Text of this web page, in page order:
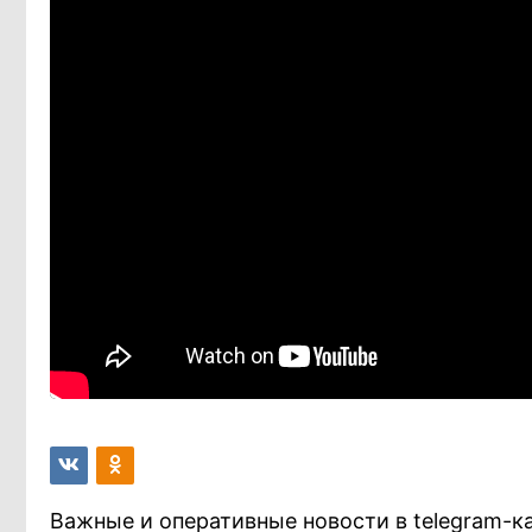
Важные и оперативные новости в telegram-